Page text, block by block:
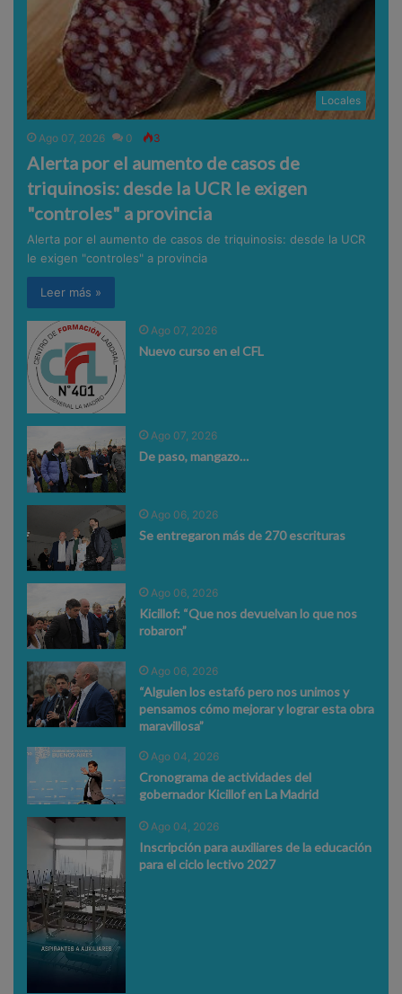
Locales
Ago 07, 2026 0 3
Alerta por el aumento de casos de
triquinosis: desde la UCR le exigen
"controles" a provincia
Alerta por el aumento de casos de triquinosis: desde la UCR
le exigen "controles" a provincia
Leer más »
Ago 07, 2026
Nuevo curso en el CFL
Ago 07, 2026
De paso, mangazo…
Ago 06, 2026
Se entregaron más de 270 escrituras
Ago 06, 2026
Kicillof: “Que nos devuelvan lo que nos
robaron”
Ago 06, 2026
“Alguien los estafó pero nos unimos y
pensamos cómo mejorar y lograr esta obra
maravillosa”
Ago 04, 2026
Cronograma de actividades del
gobernador Kicillof en La Madrid
Ago 04, 2026
Inscripción para auxiliares de la educación
para el ciclo lectivo 2027